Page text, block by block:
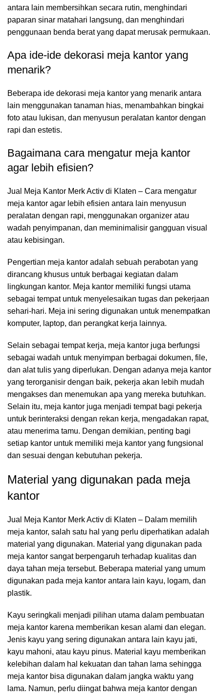
antara lain membersihkan secara rutin, menghindari
paparan sinar matahari langsung, dan menghindari
penggunaan benda berat yang dapat merusak permukaan.
Apa ide-ide dekorasi meja kantor yang
menarik?
Beberapa ide dekorasi meja kantor yang menarik antara
lain menggunakan tanaman hias, menambahkan bingkai
foto atau lukisan, dan menyusun peralatan kantor dengan
rapi dan estetis.
Bagaimana cara mengatur meja kantor
agar lebih efisien?
Jual Meja Kantor Merk Activ di Klaten – Cara mengatur
meja kantor agar lebih efisien antara lain menyusun
peralatan dengan rapi, menggunakan organizer atau
wadah penyimpanan, dan meminimalisir gangguan visual
atau kebisingan.
Pengertian meja kantor adalah sebuah perabotan yang
dirancang khusus untuk berbagai kegiatan dalam
lingkungan kantor. Meja kantor memiliki fungsi utama
sebagai tempat untuk menyelesaikan tugas dan pekerjaan
sehari-hari. Meja ini sering digunakan untuk menempatkan
komputer, laptop, dan perangkat kerja lainnya.
Selain sebagai tempat kerja, meja kantor juga berfungsi
sebagai wadah untuk menyimpan berbagai dokumen, file,
dan alat tulis yang diperlukan. Dengan adanya meja kantor
yang terorganisir dengan baik, pekerja akan lebih mudah
mengakses dan menemukan apa yang mereka butuhkan.
Selain itu, meja kantor juga menjadi tempat bagi pekerja
untuk berinteraksi dengan rekan kerja, mengadakan rapat,
atau menerima tamu. Dengan demikian, penting bagi
setiap kantor untuk memiliki meja kantor yang fungsional
dan sesuai dengan kebutuhan pekerja.
Material yang digunakan pada meja
kantor
Jual Meja Kantor Merk Activ di Klaten – Dalam memilih
meja kantor, salah satu hal yang perlu diperhatikan adalah
material yang digunakan. Material yang digunakan pada
meja kantor sangat berpengaruh terhadap kualitas dan
daya tahan meja tersebut. Beberapa material yang umum
digunakan pada meja kantor antara lain kayu, logam, dan
plastik.
Kayu seringkali menjadi pilihan utama dalam pembuatan
meja kantor karena memberikan kesan alami dan elegan.
Jenis kayu yang sering digunakan antara lain kayu jati,
kayu mahoni, atau kayu pinus. Material kayu memberikan
kelebihan dalam hal kekuatan dan tahan lama sehingga
meja kantor bisa digunakan dalam jangka waktu yang
lama. Namun, perlu diingat bahwa meja kantor dengan